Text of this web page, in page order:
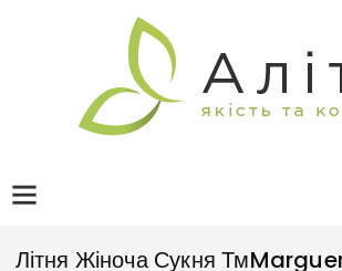
Літня Жіноча Сукня